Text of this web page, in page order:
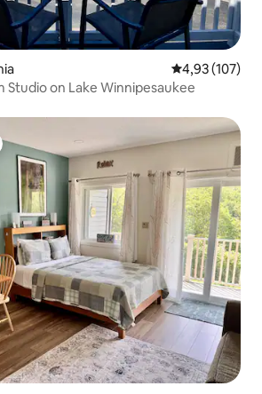
Prosječna
4,93 (107)
Blackcat One Room Studio on Lake Winnipesaukee
s oznakom „Odabrali gosti”